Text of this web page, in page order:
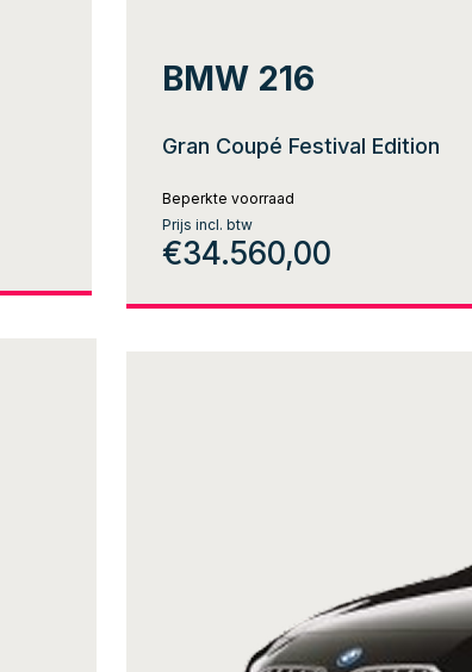
BMW 216
Gran Coupé Festival Edition
Beperkte voorraad
Prijs incl. btw
€34.560,00